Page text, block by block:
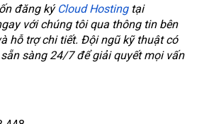
đăng ký Cloud Hostingtại
với chúng tôi qua thông tin bên
hỗ trợ chi tiết. Đội ngũ kỹ thuật có
sàng 24/7 để giải quyết mọi vấn